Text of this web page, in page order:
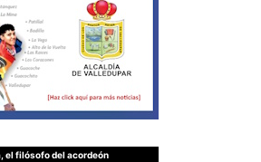
el filósofo del acordeón